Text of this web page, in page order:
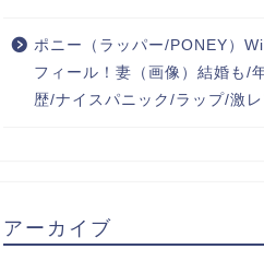
ポニー（ラッパー/PONEY）
フィール！妻（画像）結婚も/
歴/ナイスパニック/ラップ/激
アーカイブ